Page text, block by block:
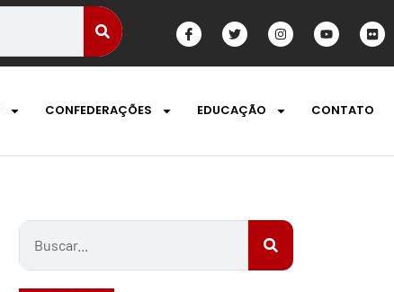
CONFEDERAÇÕES EDUCAÇÃO CONTATO